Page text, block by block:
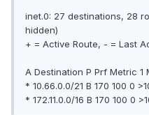
inet.0: 27 destinations, 28
hidden)
+ = Active Route, - = Last
A Destination P Prf Metric 1
* 10.66.0.0/21 B 170 100 0
* 172.11.0.0/16 B 170 100 0